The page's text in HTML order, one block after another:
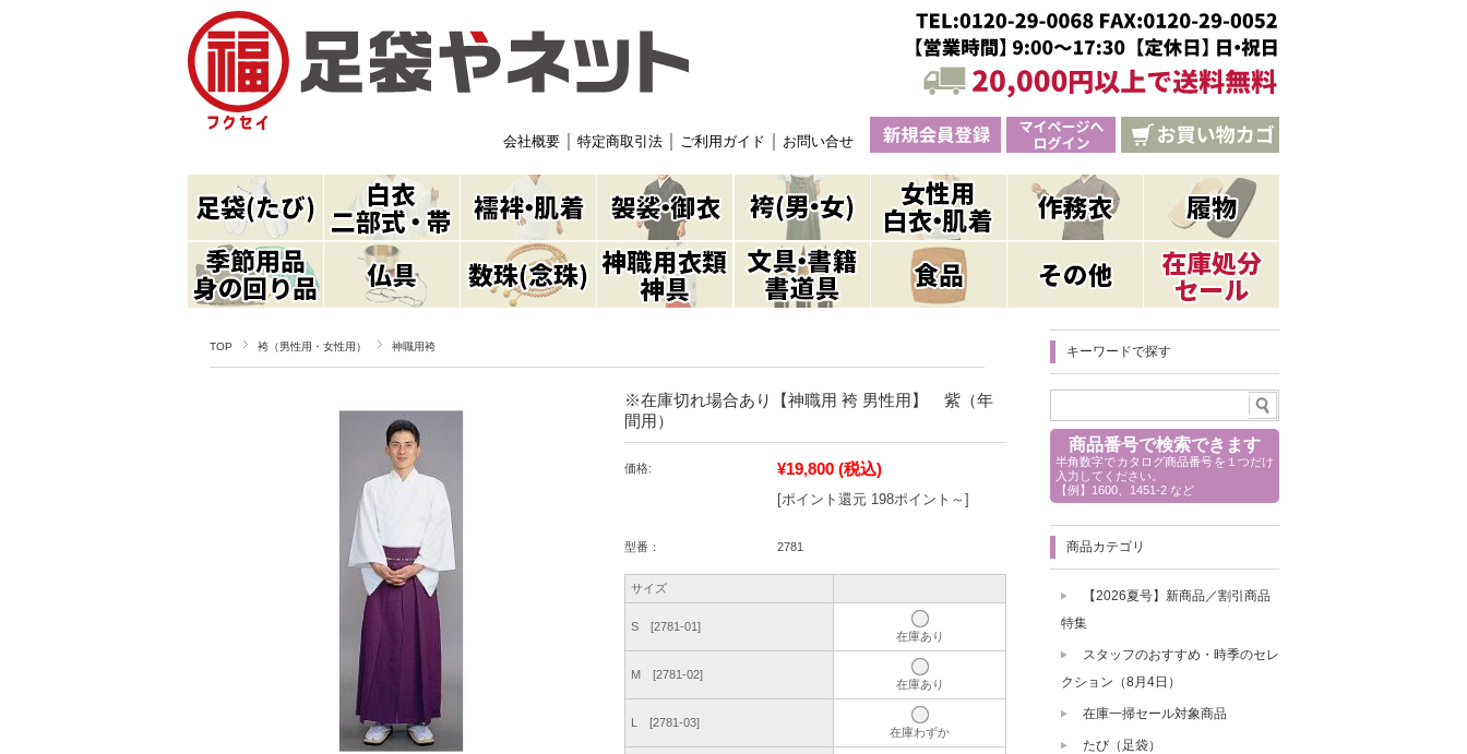
会社概要 特定商取引法 ご利用ガイド お問い合せ
TOP 袴（男性用・女性用） 神職用袴
※在庫切れ場合あり【神職用 袴 男性用】 紫（年
間用）
価格: ¥19,800 (税込)
[ポイント還元 198ポイント～]
型番： 2781
サイズ
S [2781-01]
在庫あり
M [2781-02]
在庫あり
L [2781-03]
在庫わずか
キーワードで探す
商品番号で検索できます
半角数字でカタログ商品番号を１つだけ
入力してください。
【例】1600、1451-2 など
商品カテゴリ
【2026夏号】新商品／割引商品
特集
スタッフのおすすめ・時季のセレ
クション（8月4日）
在庫一掃セール対象商品
たび（足袋）